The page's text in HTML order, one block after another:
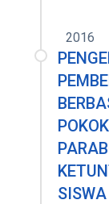
2016
SISWA